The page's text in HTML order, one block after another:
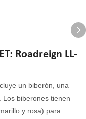
Roadreign LL-
un biberón, una
Los biberones tienen
y rosa) para